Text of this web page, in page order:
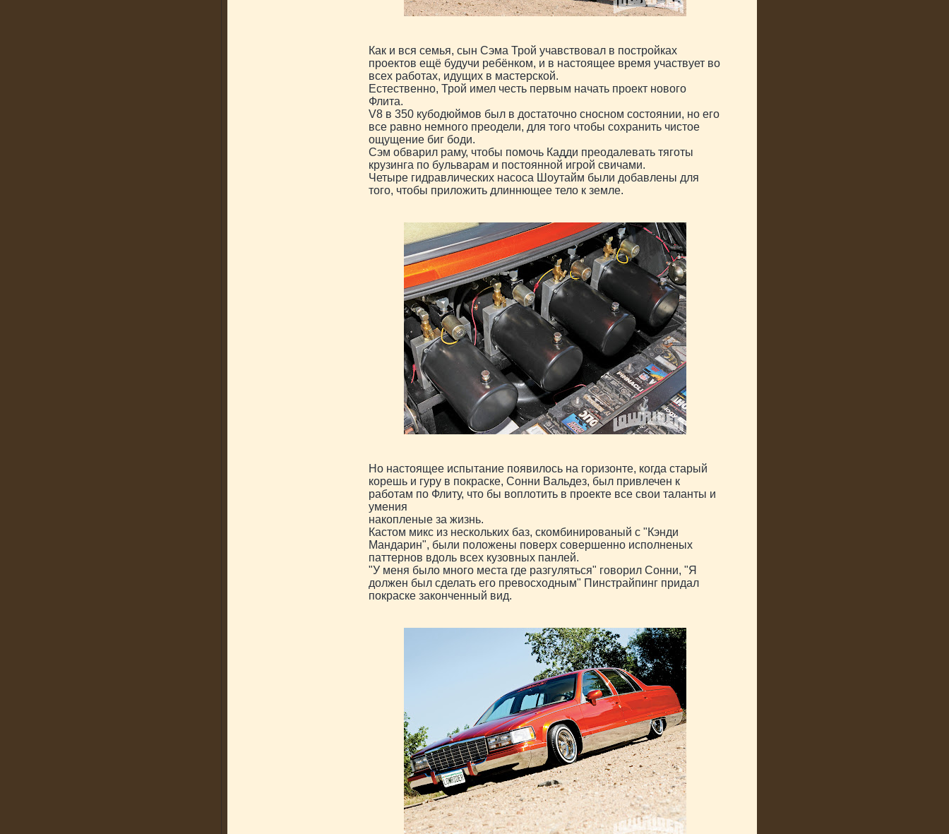
Как и вся семья, сын Сэма Трой учавствовал в постройках
проектов ещё будучи ребёнком, и в настоящее время участвует во
всех работах, идущих в мастерской.
Естественно, Трой имел честь первым начать проект нового
Флита.
V8 в 350 кубодюймов был в достаточно сносном состоянии, но его
все равно немного преодели, для того чтобы сохранить чистое
ощущение биг боди.
Сэм обварил раму, чтобы помочь Кадди преодалевать тяготы
крузинга по бульварам и постоянной игрой свичами.
Четыре гидравлических насоса Шоутайм были добавлены для
того, чтобы приложить длиннющее тело к земле.
Но настоящее испытание появилось на горизонте, когда старый
корешь и гуру в покраске, Сонни Вальдез, был привлечен к
работам по Флиту, что бы воплотить в проекте все свои таланты и
умения
накопленые за жизнь.
Кастом микс из нескольких баз, скомбинированый с "Кэнди
Мандарин", были положены поверх совершенно исполненых
паттернов вдоль всех кузовных панлей.
"У меня было много места где разгуляться" говорил Сонни, "Я
должен был сделать его превосходным" Пинстрайпинг придал
покраске законченный вид.